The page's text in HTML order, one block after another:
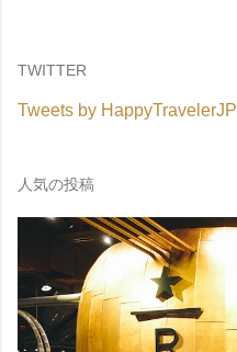
TWITTER
Tweets by HappyTravelerJP
人気の投稿